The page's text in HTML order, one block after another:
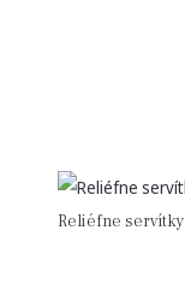
Reliéfne servítky